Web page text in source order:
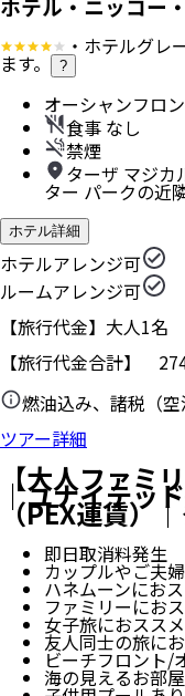
ホテル・ニッコー
・ホテルグレ
ます。 ?
オーシャンフロ
食事 なし
禁煙
ターザ マジカ
ター パークの近
ホテル詳細
ホテルアレンジ可
ルームアレンジ可
【旅行代金】大人1名
【旅行代金合計】
燃油込み、諸税（
ツアー詳細
【大人ファミ
｜ユナイテッ
（PEX運賃）
即日取消料発生
カップルやご夫
ハネムーンにお
ファミリーにお
女子旅におススメ
友人同士の旅に
ビーチフロント/
海の見えるお部